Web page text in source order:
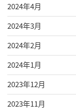
2024年4月
2024年3月
2024年2月
2024年1月
2023年12月
2023年11月